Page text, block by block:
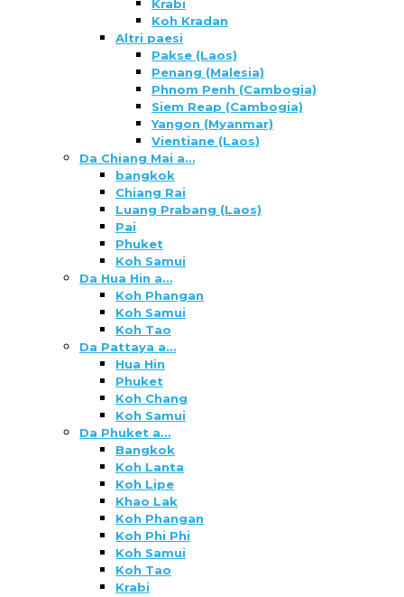
Krabi
Koh Kradan
Altri paesi
Pakse (Laos)
Penang (Malesia)
Phnom Penh (Cambogia)
Siem Reap (Cambogia)
Yangon (Myanmar)
Vientiane (Laos)
Da Chiang Mai a…
bangkok
Chiang Rai
Luang Prabang (Laos)
Pai
Phuket
Koh Samui
Da Hua Hin a…
Koh Phangan
Koh Samui
Koh Tao
Da Pattaya a…
Hua Hin
Phuket
Koh Chang
Koh Samui
Da Phuket a…
Bangkok
Koh Lanta
Koh Lipe
Khao Lak
Koh Phangan
Koh Phi Phi
Koh Samui
Koh Tao
Krabi